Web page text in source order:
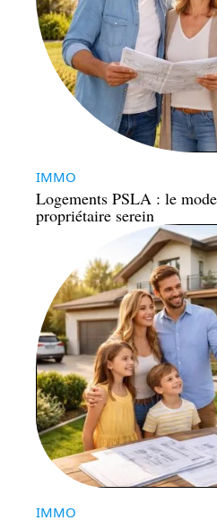
IMMO
Logements PSLA : le
propriétaire serein
IMMO